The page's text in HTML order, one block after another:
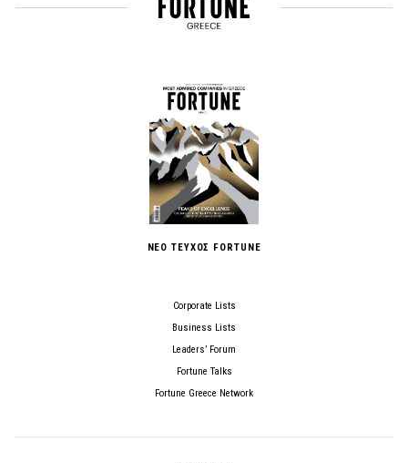
ΝΕΟ ΤΕΥΧΟΣ FORTUNE
Corporate Lists
Business Lists
Leaders’ Forum
Fortune Talks
Fortune Greece Network